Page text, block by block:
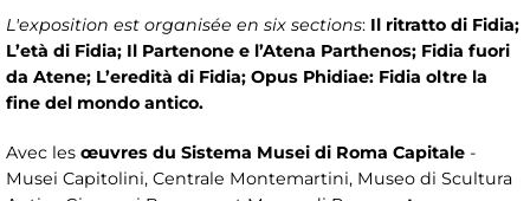
L'exposition est organisée en six sections: Il ritratto di Fidia;
L’età di Fidia; Il Partenone e l’Atena Parthenos; Fidia fuori
da Atene; L’eredità di Fidia; Opus Phidiae: Fidia oltre la
fine del mondo antico.
Avec les œuvres du Sistema Musei di Roma Capitale -
Musei Capitolini, Centrale Montemartini, Museo di Scultura